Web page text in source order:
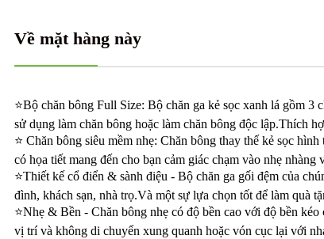
Về mặt hàng này
⭐Bộ chăn bông Full Size: Bộ chăn ga kẻ sọc xanh lá gồm
sử dụng làm chăn bông hoặc làm chăn bông độc lập.Thích
⭐ Chăn bông siêu mềm nhẹ: Chăn bông thay thế kẻ sọc
có họa tiết mang đến cho bạn cảm giác chạm vào nhẹ
⭐Thiết kế cổ điển & sành điệu - Bộ chăn ga gối đệm của
đình, khách sạn, nhà trọ.Và một sự lựa chọn tốt để làm quà
⭐Nhẹ & Bền - Chăn bông nhẹ có độ bền cao với độ bền
vị trí và không di chuyển xung quanh hoặc vón cục lại với